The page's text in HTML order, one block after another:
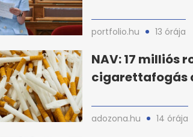
portfolio.hu 13 órája
NAV: 17 milliós
cigarettafogás
adozona.hu 14 órája